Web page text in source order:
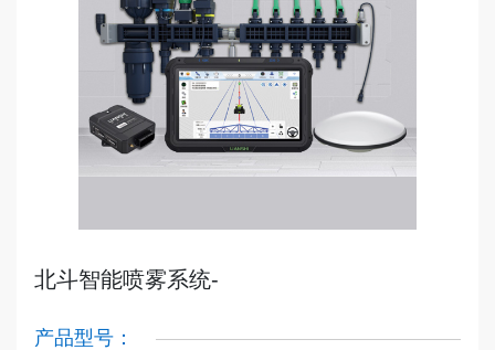
北斗智能喷雾系统-
产品型号：